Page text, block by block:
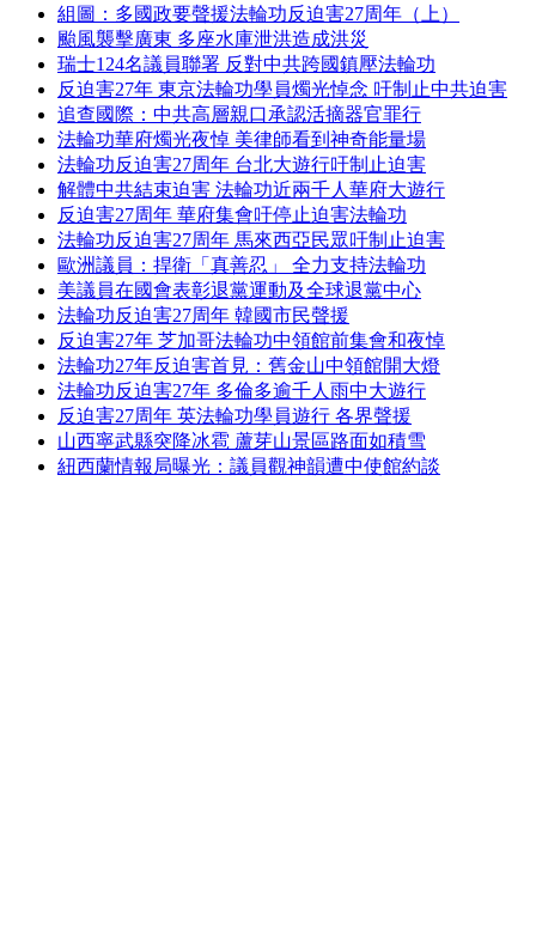
組圖：多國政要聲援法輪功反迫害27周年（上）
颱風襲擊廣東 多座水庫泄洪造成洪災
瑞士124名議員聯署 反對中共跨國鎮壓法輪功
反迫害27年 東京法輪功學員燭光悼念 吁制止中共迫害
追查國際：中共高層親口承認活摘器官罪行
法輪功華府燭光夜悼 美律師看到神奇能量場
法輪功反迫害27周年 台北大遊行吁制止迫害
解體中共結束迫害 法輪功近兩千人華府大遊行
反迫害27周年 華府集會吁停止迫害法輪功
法輪功反迫害27周年 馬來西亞民眾吁制止迫害
歐洲議員：捍衛「真善忍」 全力支持法輪功
美議員在國會表彰退黨運動及全球退黨中心
法輪功反迫害27周年 韓國市民聲援
反迫害27年 芝加哥法輪功中領館前集會和夜悼
法輪功27年反迫害首見：舊金山中領館開大燈
法輪功反迫害27年 多倫多逾千人雨中大遊行
反迫害27周年 英法輪功學員遊行 各界聲援
山西寧武縣突降冰雹 蘆芽山景區路面如積雪
紐西蘭情報局曝光：議員觀神韻遭中使館約談